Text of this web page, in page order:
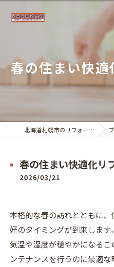
春の住まい快
北海道札幌市のリフォームならSRK株式会社 ブログ
春の住まい快適化リ
2026/03/21
本格的な春の訪れとともに
好のタイミングが到来します
気温や湿度が穏やかになる
ンテナンスを行うのに最適な